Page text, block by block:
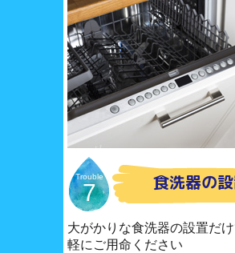
Trouble
7 食洗器の
大がかりな食洗器の設置だ
軽にご用命ください